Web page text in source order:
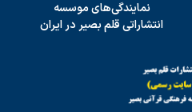
نمایندگی‌های موسسه
انتشاراتی قلم بصیر در ایران